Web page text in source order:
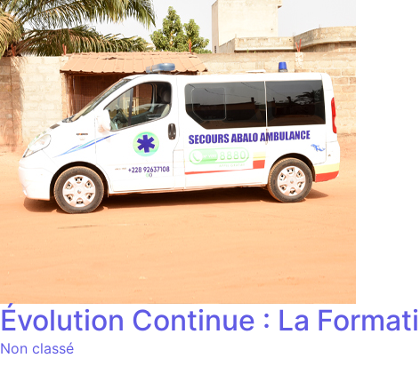
Évolution Continue : La
Non classé